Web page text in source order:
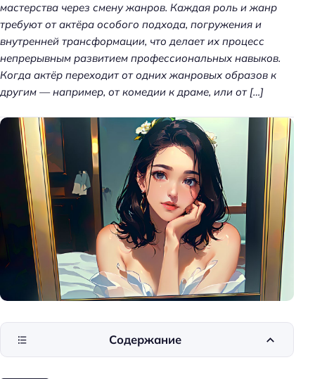
мастерства через смену жанров. Каждая роль и жанр
требуют от актёра особого подхода, погружения и
внутренней трансформации, что делает их процесс
непрерывным развитием профессиональных навыков.
Когда актёр переходит от одних жанровых образов к
другим — например, от комедии к драме, или от […]
Содержание